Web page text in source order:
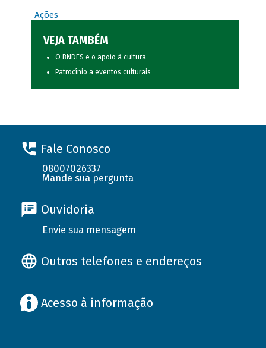
Ações
VEJA TAMBÉM
O BNDES e o apoio à cultura
Patrocínio a eventos culturais
Fale Conosco
08007026337
Mande sua pergunta
Ouvidoria
Envie sua mensagem
Outros telefones e endereços
Acesso à informação